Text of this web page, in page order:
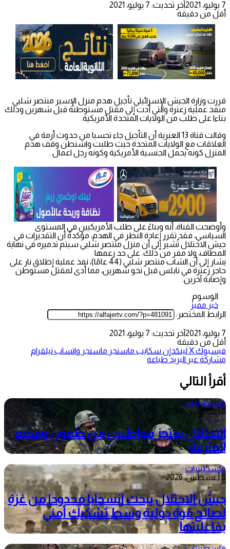
7 يوليو، 2021
آخر تحديث: 7 يوليو، 2021
أقل من دقيقة
قررت وزارة الجيش الإسرائيلي تأجيل هدم منزل الإسير منتصر شلبي
منفذ عملية زعترة والتي أدت إلى مقتل مستوطنة قبل شهرين وذلك
بناءا على طلب من الولايات المتحدة الأمريكية.
وقالت قناة 13 العبرية أن التأجيل جاء تحسبا من حدوث أزمة في
العلاقات مع الولايات المتحدة حيث طلبت واشنطن وقف هدم
المنزل كونه يحمل الجنسية الأمريكية وكونه رجل اعمال .
وأوضحت القناة، أنه وبناءً على طلب الأمريكيين في المستوى
السياسي، فقد تقرر إعادة النظر في الهدم، مؤكدةً أن التقديرات في
جيش الاحتلال تُشير إلى أن منزل منتصر شلبي سيتم تدميره في نهاية
المطاف، ولا مفر من ذلك. على حد زعمها
يشار إلى أن الشاب منتصر شلبي (44 عامًا)، نفذ عملية إطلاق نار على
حاجز زعترة في نابلس قبل نحو شهرين، مما أدى لمقتل مستوطن
وإصابة آخرين.
الوسوم
خبر مميز
الرابط المختصر:
7 يوليو، 2021
آخر تحديث: 7 يوليو، 2021
أقل من دقيقة
فيسبوك‫Xلينكدإن سكايب ماسنجر ماسنجر واتساب تيلقرام
مشاركة عبر البريد طباعة
أقرأ التالي
فلسطينيات
8 أغسطس، 2026
الاحتلال يحتجز مواطنين من طمون ومخيم
الفارعة
فلسطينيات
8 أغسطس، 2026
جيش الاحتلال يبحث انسحابا محدودا من غزة
لصالح قوة دولية وسط تشكيك أمني
بفاعليتها